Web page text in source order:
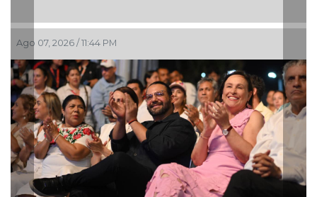
Ago 07, 2026 / 8:42 PM